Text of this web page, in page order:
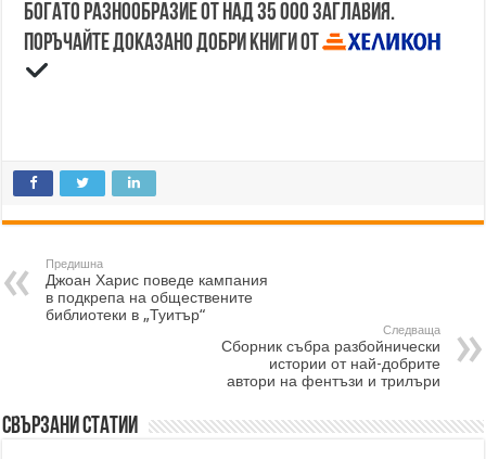
Богато разнообразие от над 35 000 заглавия.
Поръчайте доказано добри книги от
Предишна
Джоан Харис поведе кампания
в подкрепа на обществените
библиотеки в „Туитър“
Следваща
Сборник събра разбойнически
истории от най-добрите
автори на фентъзи и трилъри
Свързани статии